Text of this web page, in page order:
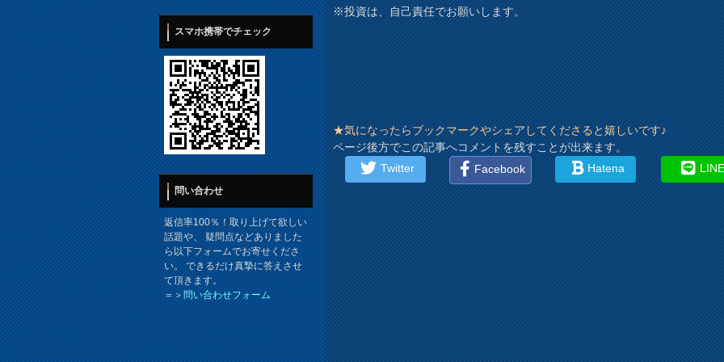
※投資は、自己責任でお願いします。
★気になったらブックマークやシェアしてくださると嬉しいです♪
ページ後方でこの記事へコメントを残すことが出来ます。
Twitter
Facebook Hatena
スマホ携帯でチェック
問い合わせ
返信率100％！取り上げて欲しい
話題や、 疑問点などありました
ら以下フォームでお寄せくださ
い。 できるだけ真摯に答えさせ
て頂きます。
＝＞問い合わせフォーム